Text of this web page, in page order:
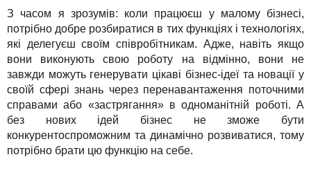
З часом я зрозумів: коли працюєш у малому бізнесі,
потрібно добре розбиратися в тих функціях і технологіях,
які делегуєш своїм співробітникам. Адже, навіть якщо
вони виконують свою роботу на відмінно, вони не
завжди можуть генерувати цікаві бізнес-ідеї та новації у
своїй сфері знань через перенавантаження поточними
справами або «застрягання» в одноманітній роботі. А
без нових ідей бізнес не зможе бути
конкурентоспроможним та динамічно розвиватися, тому
потрібно брати цю функцію на себе.